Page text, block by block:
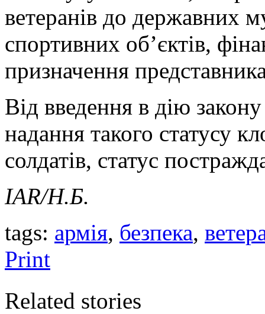
ветеранів до державних
спортивних об’єктів,
призначення
Від введення в дію
надання такого статусу
солдатів, статус
IAR/Н.Б.
tags: армія, безпека,
Print
Related stories